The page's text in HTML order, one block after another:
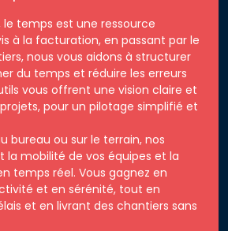
temps est une ressource
à la facturation, en passant par le
nous vous aidons à structurer
du temps et réduire les erreurs
vous offrent une vision claire et
pour un pilotage simplifié et
bureau ou sur le terrain, nos
la mobilité de vos équipes et la
temps réel. Vous gagnez en
et en sérénité, tout en
et en livrant des chantiers sans